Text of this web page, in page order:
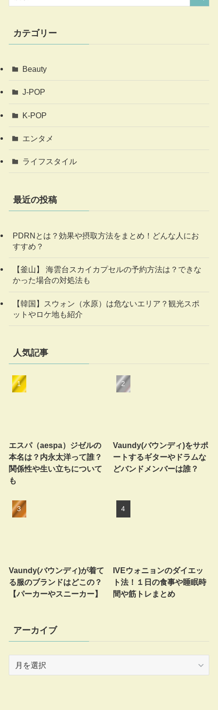
カテゴリー
Beauty
J-POP
K-POP
エンタメ
ライフスタイル
最近の投稿
PDRNとは？効果や摂取方法をまとめ！どんな人にお
すすめ？
【釜山】 海雲台スカイカプセルの予約方法は？できな
かった場合の対処法も
【韓国】スウォン（水原）は危ないエリア？観光スポ
ットやロケ地も紹介
人気記事
エスパ（aespa）ジゼルの
本名は？内永太洋って誰？
関係性や生い立ちについて
も
Vaundy(バウンディ)をサポ
ートするギターやドラムな
どバンドメンバーは誰？
Vaundy(バウンディ)が着て
る服のブランドはどこの？
【パーカーやスニーカー】
IVEウォニョンのダイエッ
ト法！１日の食事や睡眠時
間や筋トレまとめ
アーカイブ